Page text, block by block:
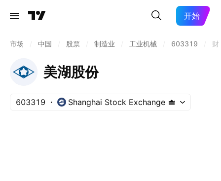
开始
市场 中国 股票 制造业 工业机械 603319 财
美湖股份
603319 Shanghai Stock Exchange